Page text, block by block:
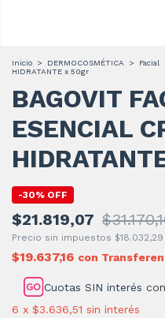
Inicio > DERMOCOSMÉTICA > Facial
HIDRATANTE x 50gr
BAGOVIT
ESENCIAL
-30% OFF
$21.819,07
Precio sin impuestos $18.032,29
$19.637,16 con
Cuotas SIN interés con
6 x $3.636,51 sin interés